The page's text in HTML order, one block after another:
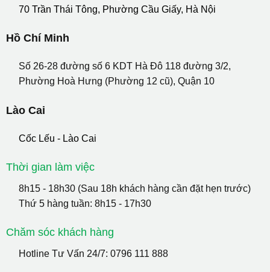
70 Trần Thái Tông, Phường Cầu Giấy, Hà Nội
Hồ Chí Minh
Số 26-28 đường số 6 KDT Hà Đô 118 đường 3/2,
Phường Hoà Hưng (Phường 12 cũ), Quận 10
Lào Cai
Cốc Lếu - Lào Cai
Thời gian làm việc
8h15 - 18h30 (Sau 18h khách hàng cần đặt hẹn trước)
Thứ 5 hàng tuần: 8h15 - 17h30
Chăm sóc khách hàng
Hotline Tư Vấn 24/7: 0796 111 888